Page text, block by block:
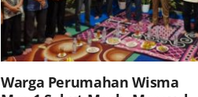
Warga Perumahan Wisma